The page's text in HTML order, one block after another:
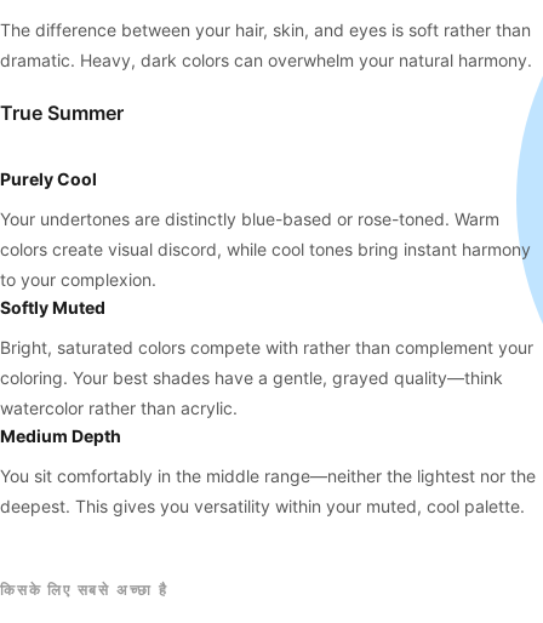
The difference between your hair, skin, and eyes is soft rather than
dramatic. Heavy, dark colors can overwhelm your natural harmony.
True Summer
Purely Cool
Your undertones are distinctly blue-based or rose-toned. Warm
colors create visual discord, while cool tones bring instant harmony
to your complexion.
Softly Muted
Bright, saturated colors compete with rather than complement your
coloring. Your best shades have a gentle, grayed quality—think
watercolor rather than acrylic.
Medium Depth
You sit comfortably in the middle range—neither the lightest nor the
deepest. This gives you versatility within your muted, cool palette.
किसके लिए सबसे अच्छा है